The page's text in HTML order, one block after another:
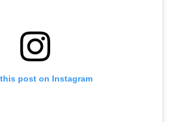
post on Instagram